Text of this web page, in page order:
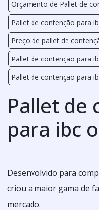
Orçamento de Pallet de
Pallet de contenção para
Preço de pallet de
Pallet de contenção para
Pallet de contenção para
Pallet de
para ibc
Desenvolvido para
criou a maior gama de
mercado.